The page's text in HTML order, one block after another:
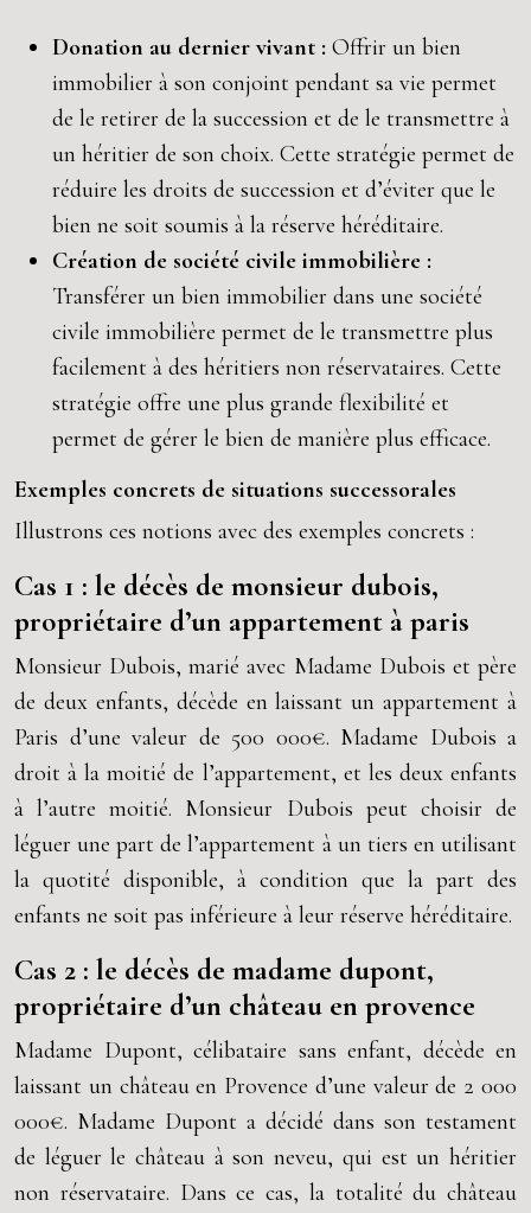
Donation au dernier vivant : Offrir un bien
immobilier à son conjoint pendant sa vie permet
de le retirer de la succession et de le transmettre à
un héritier de son choix. Cette stratégie permet de
réduire les droits de succession et d’éviter que le
bien ne soit soumis à la réserve héréditaire.
Création de société civile immobilière :
Transférer un bien immobilier dans une société
civile immobilière permet de le transmettre plus
facilement à des héritiers non réservataires. Cette
stratégie offre une plus grande flexibilité et
permet de gérer le bien de manière plus efficace.
Exemples concrets de situations successorales
Illustrons ces notions avec des exemples concrets :
Cas 1 : le décès de monsieur dubois,
propriétaire d’un appartement à paris
Monsieur Dubois, marié avec Madame Dubois et père
de deux enfants, décède en laissant un appartement à
Paris d’une valeur de 500 000€. Madame Dubois a
droit à la moitié de l’appartement, et les deux enfants
à l’autre moitié. Monsieur Dubois peut choisir de
léguer une part de l’appartement à un tiers en utilisant
la quotité disponible, à condition que la part des
enfants ne soit pas inférieure à leur réserve héréditaire.
Cas 2 : le décès de madame dupont,
propriétaire d’un château en provence
Madame Dupont, célibataire sans enfant, décède en
laissant un château en Provence d’une valeur de 2 000
000€. Madame Dupont a décidé dans son testament
de léguer le château à son neveu, qui est un héritier
non réservataire. Dans ce cas, la totalité du château